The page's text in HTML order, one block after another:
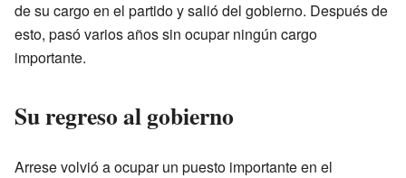
de su cargo en el partido y salió del gobierno. Después de
esto, pasó varios años sin ocupar ningún cargo
importante.
Su regreso al gobierno
Arrese volvió a ocupar un puesto importante en el